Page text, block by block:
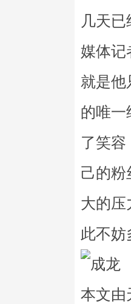
几天
媒体记
就是他
的唯一
了笑
己的粉
大的压
此不妨
本文由